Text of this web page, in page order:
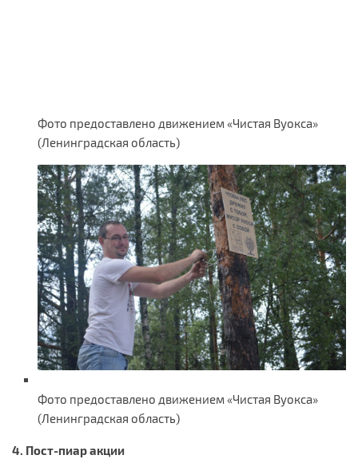
Фото предоставлено движением «Чистая Вуокса»
(Ленинградская область)
Фото предоставлено движением «Чистая Вуокса»
(Ленинградская область)
4. Пост-пиар акции